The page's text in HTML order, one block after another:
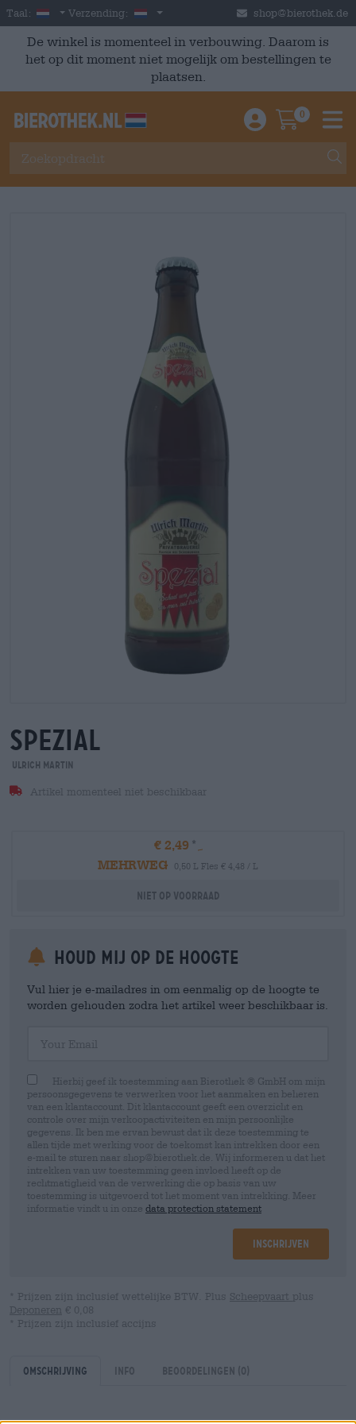
Skip to main content
Taal: Dutch
Verzending: Nederland shop@bierothek.de
De winkel is momenteel in verbouwing. Daarom is
het op dit moment niet mogelijk om bestellingen te
plaatsen.
Einloggen /
0
spezial
Ulrich Martin
Artikel momenteel niet beschikbaar
€ 2,49
MEHRWEG
0,50 L Fles € 4,48 / L
Niet op voorraad
Houd mij op de hoogte
Vul hier je e-mailadres in om eenmalig op de hoogte te
worden gehouden zodra het artikel weer beschikbaar is.
Hierbij geef ik toestemming aan Bierothek ® GmbH om mijn
persoonsgegevens te verwerken voor het aanmaken en beheren
van een klantaccount. Dit klantaccount geeft een overzicht en
controle over mijn verkoopactiviteiten en mijn persoonlijke
gegevens. Ik ben me ervan bewust dat ik deze toestemming te
allen tijde met werking voor de toekomst kan intrekken door een
e-mail te sturen naar shop@bierothek.de. Wij informeren u dat het
intrekken van uw toestemming geen invloed heeft op de
rechtmatigheid van de verwerking die op basis van uw
toestemming is uitgevoerd tot het moment van intrekking. Meer
informatie vindt u in onze data protection statement
Inschrijven
* Prijzen zijn inclusief wettelijke BTW. Plus Scheepvaart plus
Deponeren € 0,08
* Prijzen zijn inclusief accijns
Omschrijving Info Beoordelingen (0)